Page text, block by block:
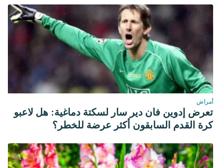
أمراض
تعرض إدوين فان دير سار لسكتة دماغية: هل لاعبو
كرة القدم السابقون أكثر عرضة للخطر؟